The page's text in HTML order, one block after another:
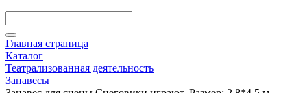
Главная страница
Каталог
Театрализованная деятельность
Занавесы